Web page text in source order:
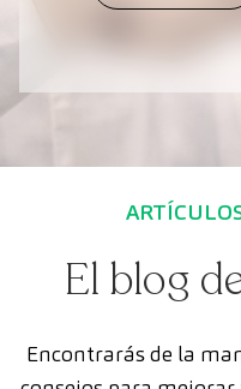
El blog
Encontrarás de la